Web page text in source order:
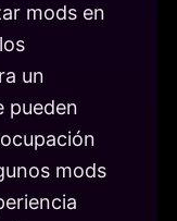
mods en
un
pueden
mods